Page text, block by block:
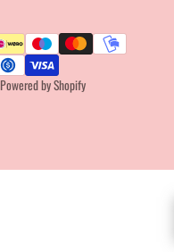
Powered by Shopify